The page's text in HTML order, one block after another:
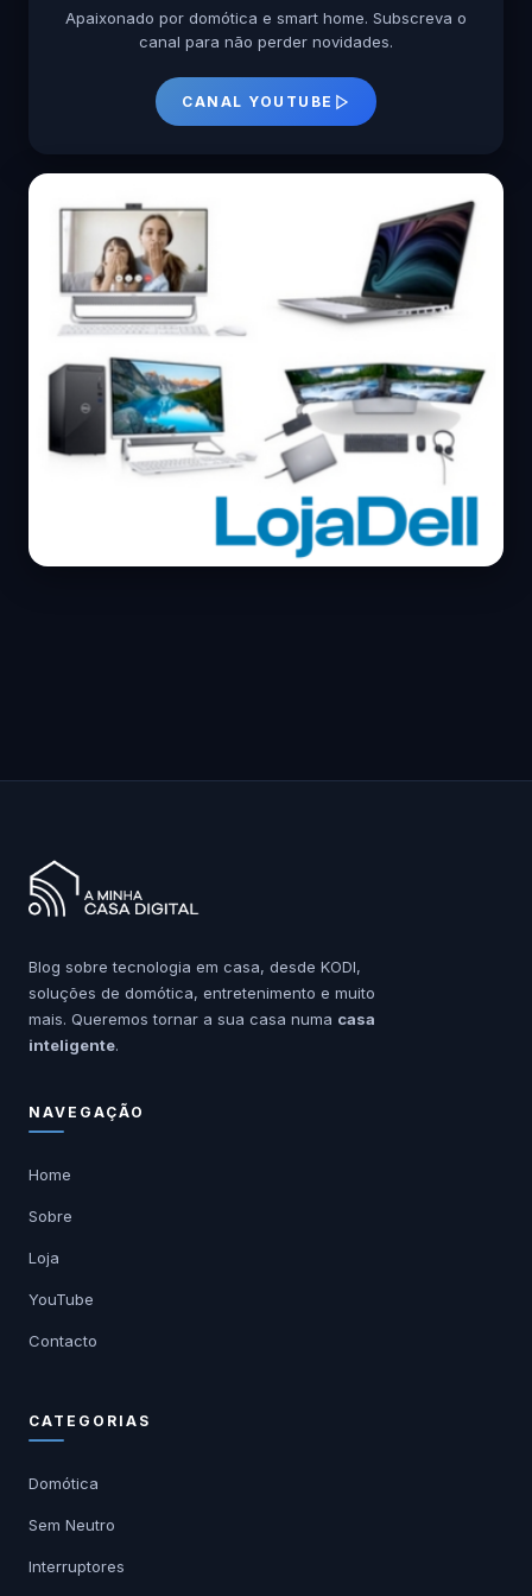
Apaixonado por domótica e smart home. Subscreva o
canal para não perder novidades.
CANAL YOUTUBE
Blog sobre tecnologia em casa, desde KODI,
soluções de domótica, entretenimento e muito
mais. Queremos tornar a sua casa numa casa
inteligente.
NAVEGAÇÃO
Home
Sobre
Loja
YouTube
Contacto
CATEGORIAS
Domótica
Sem Neutro
Interruptores